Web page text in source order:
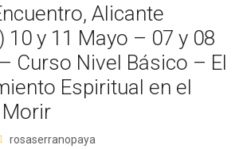
Alicante
10 y 11 Mayo – 07 y 08
Curso Nivel Básico – El
Espiritual en el
rosaserranopaya